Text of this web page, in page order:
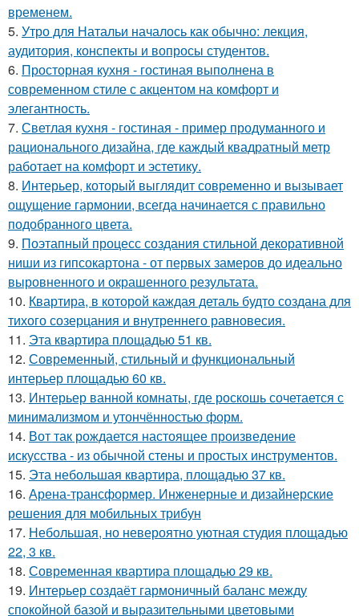
временем.
5. Утро для Натальи началось как обычно: лекция,
аудитория, конспекты и вопросы студентов.
6. Просторная кухня - гостиная выполнена в
современном стиле с акцентом на комфорт и
элегантность.
7. Светлая кухня - гостиная - пример продуманного и
рационального дизайна, где каждый квадратный метр
работает на комфорт и эстетику.
8. Интерьер, который выглядит современно и вызывает
ощущение гармонии, всегда начинается с правильно
подобранного цвета.
9. Поэтапный процесс создания стильной декоративной
ниши из гипсокартона - от первых замеров до идеально
выровненного и окрашенного результата.
10. Квартира, в которой каждая деталь будто создана для
тихого созерцания и внутреннего равновесия.
11. Эта квартира площадью 51 кв.
12. Современный, стильный и функциональный
интерьер площадью 60 кв.
13. Интерьер ванной комнаты, где роскошь сочетается с
минимализмом и утончённостью форм.
14. Вот так рождается настоящее произведение
искусства - из обычной стены и простых инструментов.
15. Эта небольшая квартира, площадью 37 кв.
16. Арена-трансформер. Инженерные и дизайнерские
решения для мобильных трибун
17. Небольшая, но невероятно уютная студия площадью
22, 3 кв.
18. Современная квартира площадью 29 кв.
19. Интерьер создаёт гармоничный баланс между
спокойной базой и выразительными цветовыми